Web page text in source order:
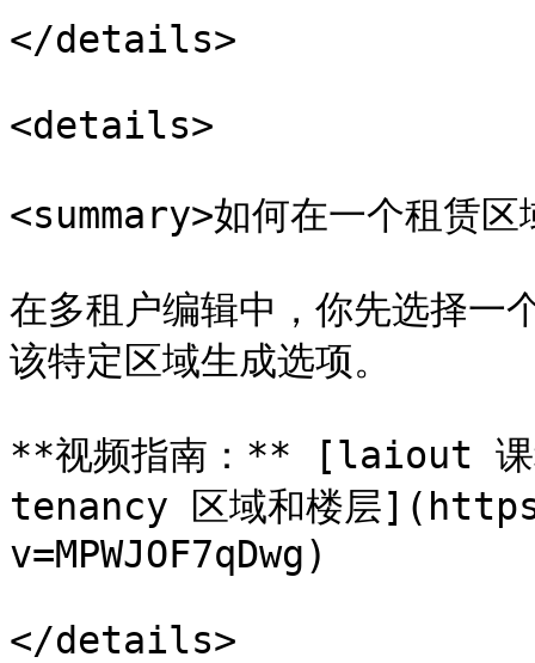
</details>
<details>
<summary>如何在一个租赁
在多租户编辑中，你先选择一
该特定区域生成选项。
**视频指南：** [laiout
tenancy 区域和楼层
v=MPWJOF7qDwg)
</details>